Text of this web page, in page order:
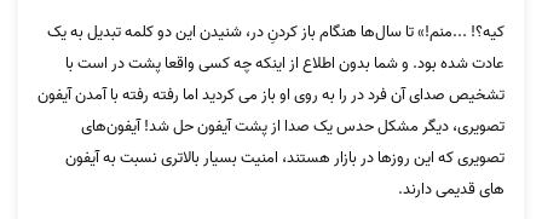
کیه؟! ...منم!» تا سال‌ها هنگام باز کردنِ در، شنیدن این دو کلمه تبدیل به یک
عادت شده بود. و شما بدون اطلاع از اینکه چه کسی واقعا پشت در است با
تشخیص صدای آن فرد در را به روی او باز می کردید اما رفته رفته با آمدن آیفون
تصویری، دیگر مشکل حدس یک صدا از پشت آیفون حل شد! آیفون‌های
تصویری که این روزها در بازار هستند، امنیت بسیار بالاتری نسبت به آیفون
های قدیمی دارند.